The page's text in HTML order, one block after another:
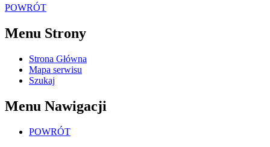
POWRÓT
Menu Strony
Strona Główna
Mapa serwisu
Szukaj
Menu Nawigacji
POWRÓT